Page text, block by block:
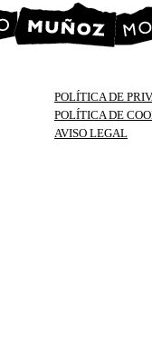
POLÍTICA DE
POLÍTICA DE
AVISO LEGAL